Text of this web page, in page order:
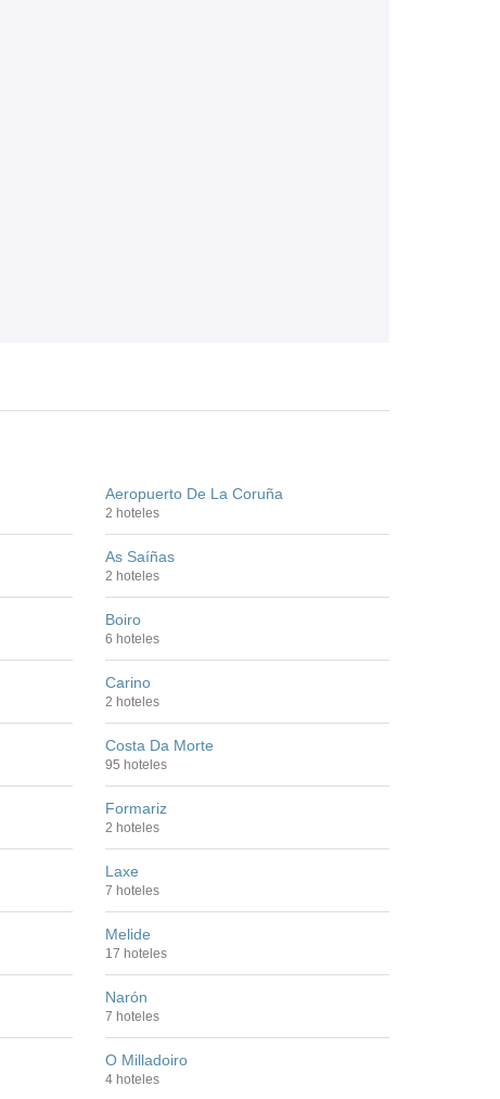
Aeropuerto De La Coruña
2 hoteles
As Saíñas
2 hoteles
Boiro
6 hoteles
Carino
2 hoteles
Costa Da Morte
95 hoteles
Formariz
2 hoteles
Laxe
7 hoteles
Melide
17 hoteles
Narón
7 hoteles
O Milladoiro
4 hoteles